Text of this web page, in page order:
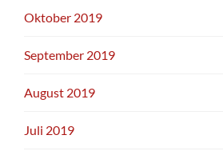
Oktober 2019
September 2019
August 2019
Juli 2019